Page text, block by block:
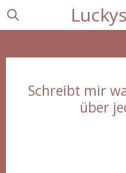
Zum
Schreibt mir
über